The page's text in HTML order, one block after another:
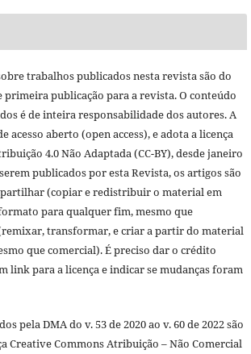
trabalhos publicados nesta revista são do
publicação para a revista. O conteúdo
é de inteira responsabilidade dos autores. A
acesso aberto (open access), e adota a licença
4.0 Não Adaptada (CC-BY), desde janeiro
publicados por esta Revista, os artigos são
(copiar e redistribuir o material em
para qualquer fim, mesmo que
transformar, e criar a partir do material
que comercial). É preciso dar o crédito
link para a licença e indicar se mudanças foram
pela DMA do v. 53 de 2020 ao v. 60 de 2022 são
Creative Commons Atribuição – Não Comercial